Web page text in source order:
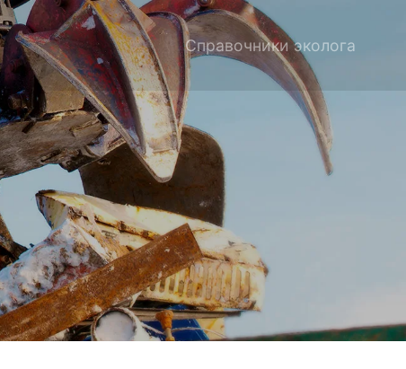
Справочники эколога